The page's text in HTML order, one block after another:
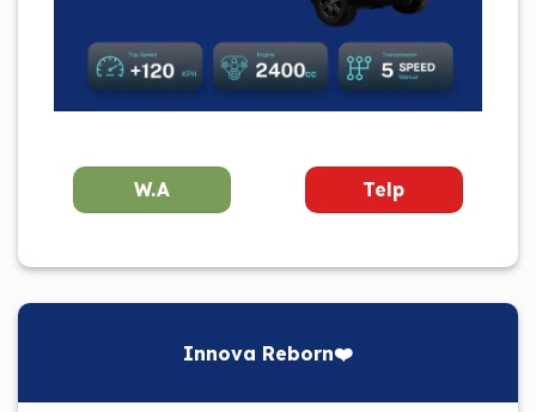
W.A Telp
Innova Reborn❤️